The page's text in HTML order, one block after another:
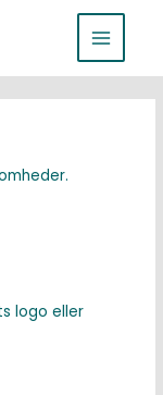
MAIN
MENU
logo eller